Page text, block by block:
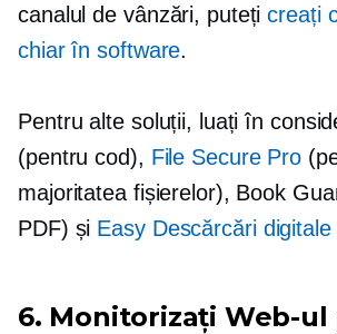
canalul de vânzări, putețicreați
chiar în software.
Pentru alte soluții, luați în
(pentru cod), File Secure Pro
majoritatea fișierelor), Book
PDF) și Easy Descărcări digitale
6. Monitorizați Web-